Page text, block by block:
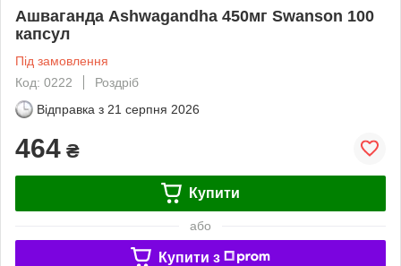
Ашваганда Ashwagandha 450мг Swanson 100
капсул
Під замовлення
Код: 0222
Роздріб
Відправка з 21 серпня 2026
464 ₴
Купити
або
Купити з